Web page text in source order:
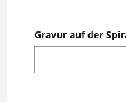
Gravur auf der